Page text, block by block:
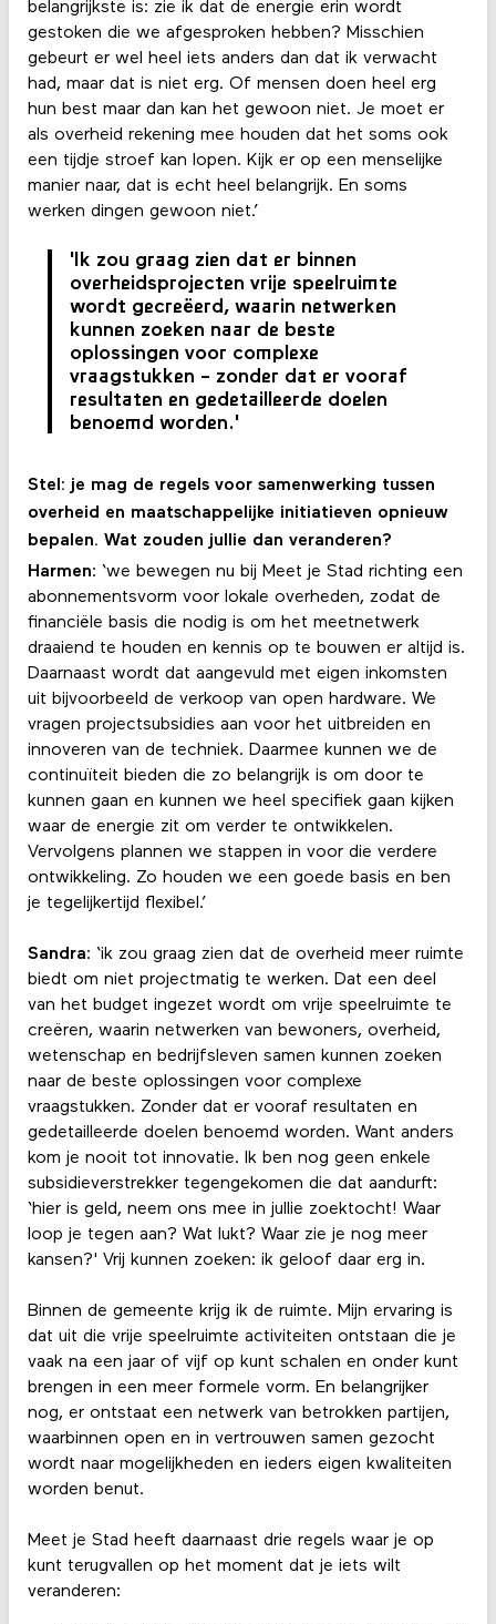
belangrijkste is: zie ik dat de energie erin wordt
gestoken die we afgesproken hebben? Misschien
gebeurt er wel heel iets anders dan dat ik verwacht
had, maar dat is niet erg. Of mensen doen heel erg
hun best maar dan kan het gewoon niet. Je moet er
als overheid rekening mee houden dat het soms ook
een tijdje stroef kan lopen. Kijk er op een menselijke
manier naar, dat is echt heel belangrijk. En soms
werken dingen gewoon niet.’
'Ik zou graag zien dat er binnen
overheidsprojecten vrije speelruimte
wordt gecreëerd, waarin netwerken
kunnen zoeken naar de beste
oplossingen voor complexe
vraagstukken - zonder dat er vooraf
resultaten en gedetailleerde doelen
benoemd worden.'
Stel: je mag de regels voor samenwerking tussen
overheid en maatschappelijke initiatieven opnieuw
bepalen. Wat zouden jullie dan veranderen?
Harmen: ‘we bewegen nu bij Meet je Stad richting een
abonnementsvorm voor lokale overheden, zodat de
financiële basis die nodig is om het meetnetwerk
draaiend te houden en kennis op te bouwen er altijd is.
Daarnaast wordt dat aangevuld met eigen inkomsten
uit bijvoorbeeld de verkoop van open hardware. We
vragen projectsubsidies aan voor het uitbreiden en
innoveren van de techniek. Daarmee kunnen we de
continuïteit bieden die zo belangrijk is om door te
kunnen gaan en kunnen we heel specifiek gaan kijken
waar de energie zit om verder te ontwikkelen.
Vervolgens plannen we stappen in voor die verdere
ontwikkeling. Zo houden we een goede basis en ben
je tegelijkertijd flexibel.’
Sandra: ‘ik zou graag zien dat de overheid meer ruimte
biedt om niet projectmatig te werken. Dat een deel
van het budget ingezet wordt om vrije speelruimte te
creëren, waarin netwerken van bewoners, overheid,
wetenschap en bedrijfsleven samen kunnen zoeken
naar de beste oplossingen voor complexe
vraagstukken. Zonder dat er vooraf resultaten en
gedetailleerde doelen benoemd worden. Want anders
kom je nooit tot innovatie. Ik ben nog geen enkele
subsidieverstrekker tegengekomen die dat aandurft:
‘hier is geld, neem ons mee in jullie zoektocht! Waar
loop je tegen aan? Wat lukt? Waar zie je nog meer
kansen?' Vrij kunnen zoeken: ik geloof daar erg in.
Binnen de gemeente krijg ik de ruimte. Mijn ervaring is
dat uit die vrije speelruimte activiteiten ontstaan die je
vaak na een jaar of vijf op kunt schalen en onder kunt
brengen in een meer formele vorm. En belangrijker
nog, er ontstaat een netwerk van betrokken partijen,
waarbinnen open en in vertrouwen samen gezocht
wordt naar mogelijkheden en ieders eigen kwaliteiten
worden benut.
Meet je Stad heeft daarnaast drie regels waar je op
kunt terugvallen op het moment dat je iets wilt
veranderen: